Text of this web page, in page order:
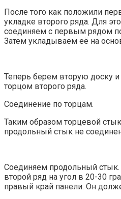
После того как положили
укладке второго ряда. Для
соединяем с первым рядом
Затем укладываем её на
Теперь берем вторую доску
торцом второго ряда.
Соединение по торцам.
Таким образом торцевой
продольный стык не
Соединяем продольный
второй ряд на угол в 20-30
правый край панели. Он